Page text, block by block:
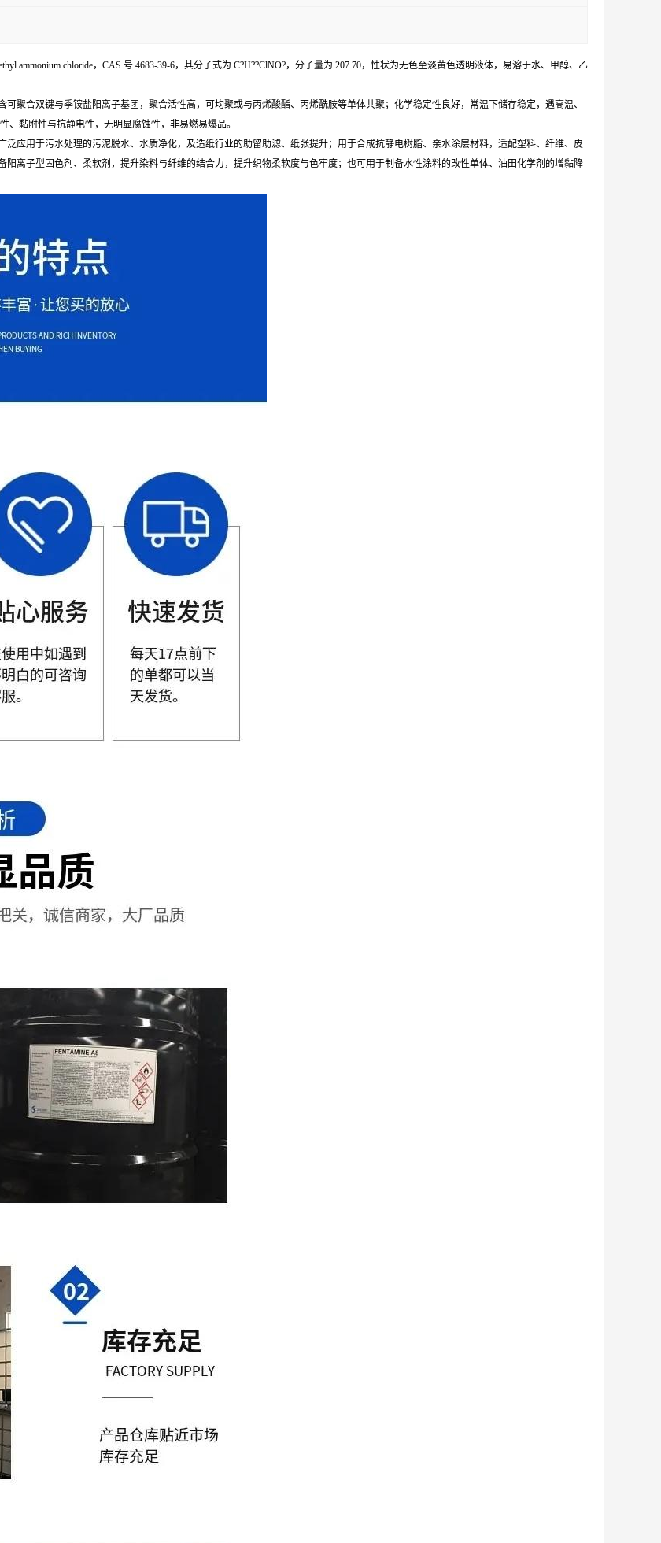
ammonium chloride，CAS 号 4683-39-6，其分子式为 C?H??ClNO?，分子量为 207.70，性状为无色至淡黄色透明液体，易溶于水、甲醇、乙
聚合双键与季铵盐阳离子基团，聚合活性高，可均聚或与丙烯酸酯、丙烯酰胺等单体共聚；化学稳定性良好，常温下储存稳定，遇高温、
黏附性与抗静电性，无明显腐蚀性，非易燃易爆品。
应用于污水处理的污泥脱水、水质净化，及造纸行业的助留助滤、纸张提升；用于合成抗静电树脂、亲水涂层材料，适配塑料、纤维、皮
离子型固色剂、柔软剂，提升染料与纤维的结合力，提升织物柔软度与色牢度；也可用于制备水性涂料的改性单体、油田化学剂的增黏降